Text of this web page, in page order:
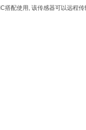
配使用, 该传感器可以远程传